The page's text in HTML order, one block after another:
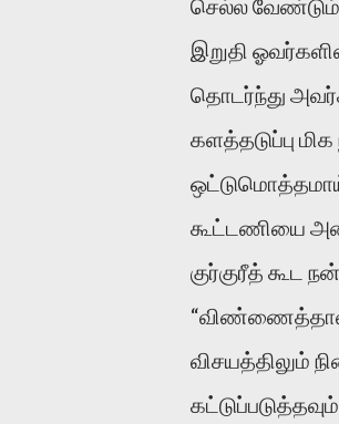
இறுதி
தொடர்ந்து
களத்தடுப்பு
ஒட்டுமொத்தமாய்
கூட்டணியை
குர்குரீத் கூட
விசயத்திலும்
கட்டுப்படுத்தவும்